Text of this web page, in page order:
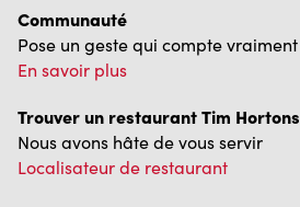
Communauté
Pose un geste qui compte vraiment
En savoir plus
Trouver un restaurant Tim Hortons
Nous avons hâte de vous servir
Localisateur de restaurant